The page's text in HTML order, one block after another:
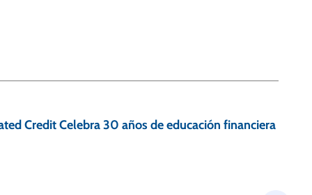
Credit Celebra 30 años de educación financiera